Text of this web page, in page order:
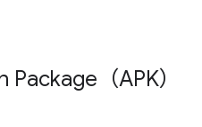
（APK）